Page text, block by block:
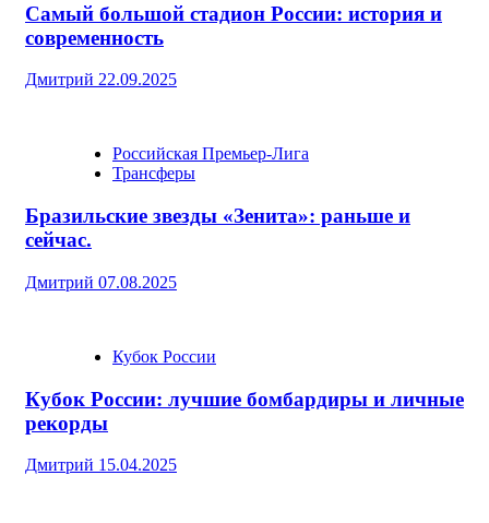
Самый большой стадион России: история и
современность
Дмитрий 22.09.2025
Российская Премьер-Лига
Трансферы
Бразильские звезды «Зенита»: раньше и
сейчас.
Дмитрий 07.08.2025
Кубок России
Кубок России: лучшие бомбардиры и личные
рекорды
Дмитрий 15.04.2025